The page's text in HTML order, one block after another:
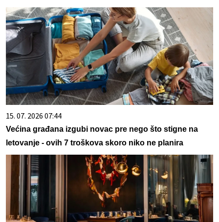
15. 07. 2026 07:44
Većina građana izgubi novac pre nego što stigne na
letovanje - ovih 7 troškova skoro niko ne planira